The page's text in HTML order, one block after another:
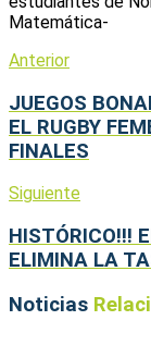
Matemática-
Anterior
JUEGOS
EL RUGBY
FINALES
Siguiente
HISTÓRICO!!!
ELIMINA LA
Noticias